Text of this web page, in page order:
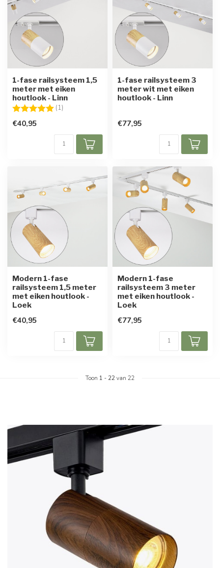
1-fase railsysteem 1,5
meter met eiken
houtlook - Linn
Beoordeling: (1)
€40,95
1-fase railsysteem 3
meter wit met eiken
houtlook - Linn
€77,95
Modern 1-fase
railsysteem 1,5 meter
met eiken houtlook -
Loek
€40,95
Modern 1-fase
railsysteem 3 meter
met eiken houtlook -
Loek
€77,95
Toon 1 - 22van 22